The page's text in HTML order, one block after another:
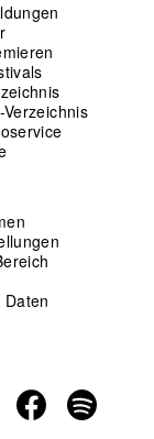
Daten